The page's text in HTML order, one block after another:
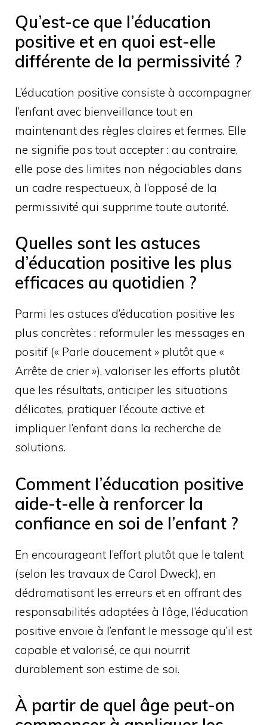
Qu’est-ce que l’éducation
positive et en quoi est-elle
différente de la permissivité ?
L’éducation positive consiste à accompagner
l’enfant avec bienveillance tout en
maintenant des règles claires et fermes. Elle
ne signifie pas tout accepter : au contraire,
elle pose des limites non négociables dans
un cadre respectueux, à l’opposé de la
permissivité qui supprime toute autorité.
Quelles sont les astuces
d’éducation positive les plus
efficaces au quotidien ?
Parmi les astuces d’éducation positive les
plus concrètes : reformuler les messages en
positif (« Parle doucement » plutôt que «
Arrête de crier »), valoriser les efforts plutôt
que les résultats, anticiper les situations
délicates, pratiquer l’écoute active et
impliquer l’enfant dans la recherche de
solutions.
Comment l’éducation positive
aide-t-elle à renforcer la
confiance en soi de l’enfant ?
En encourageant l’effort plutôt que le talent
(selon les travaux de Carol Dweck), en
dédramatisant les erreurs et en offrant des
responsabilités adaptées à l’âge, l’éducation
positive envoie à l’enfant le message qu’il est
capable et valorisé, ce qui nourrit
durablement son estime de soi.
À partir de quel âge peut-on